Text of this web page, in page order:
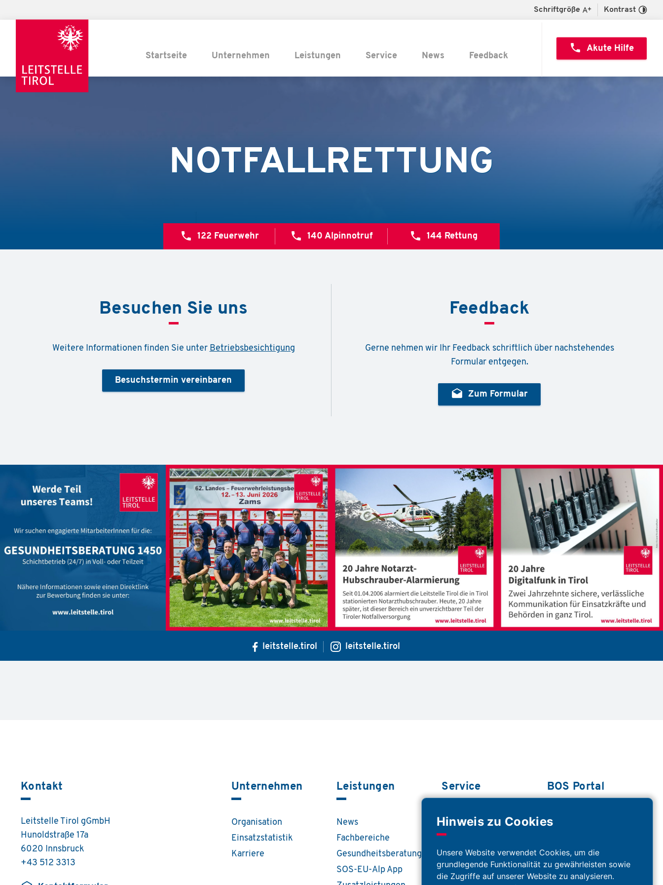
Hinweis zu Cookies
Unsere Website verwendet Cookies, um die
grundlegende Funktionalität zu gewährleisten sowie
die Zugriffe auf unserer Website zu analysieren.
Schriftgröße Kontrast
Startseite Unternehmen Leistungen Service News Feedback
call Akute Hilfe
NOTFALLRETTUNG
call 122 Feuerwehr call 140 Alpinnotruf call 144 Rettung
Besuchen Sie uns
Weitere Informationen finden Sie unter Betriebsbesichtigung
Besuchstermin vereinbaren
Feedback
Gerne nehmen wir Ihr Feedback schriftlich über nachstehendes
Formular entgegen.
drafts Zum Formular
leitstelle.tirol leitstelle.tirol
Kontakt
Leitstelle Tirol gGmbH
Hunoldstraße 17a
6020 Innsbruck
+43 512 3313
Unternehmen
Organisation
Einsatzstatistik
Karriere
Leistungen
News
Fachbereiche
Gesundheitsberatung
SOS-EU-Alp App
Service
Downloads
Impressum
Datenschutz
Häufige Fragen
BOS Portal
Feuerwehr
Rettungsdienst
Krankenhäuser